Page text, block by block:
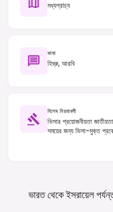
মধ্যপ্রাচ্য
ভাষা
হিব্রু, আরবি
বিশেষ নিয়মাবলী
ভিসার প্রয়োজনীয়তা
সময়ের জন্য ভিসা-মুক্ত
অথরাইজেশন) বাধ্যতামূলক
ভারত থেকে ইসরায়েল